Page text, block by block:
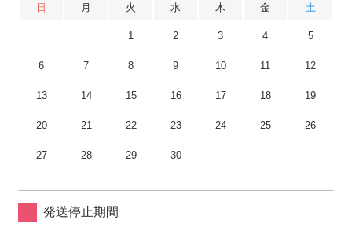
日 月 火 水 木 金 土
1 2 3 4 5
6 7 8 9 10 11 12
13 14 15 16 17 18 19
20 21 22 23 24 25 26
27 28 29 30
発送停止期間